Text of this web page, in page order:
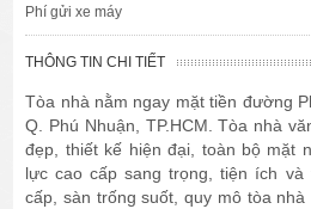
Phí gửi xe máy
THÔNG TIN CHI TIẾT
Tòa nhà nằm ngay mặt tiền đường
Q. Phú Nhuận, TP.HCM. Tòa nhà
đẹp, thiết kế hiện đại, toàn bộ mặt
lực cao cấp sang trọng, tiện ích
cấp, sàn trống suốt, quy mô tòa